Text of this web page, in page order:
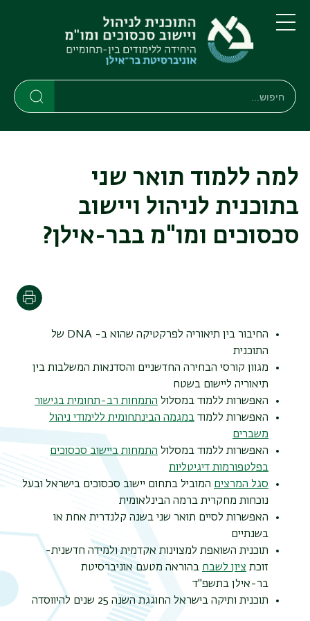
לתוכן
העיקרי
לתפריט
ניווט
ראשי
תפריט
חיפוש
חיפוש
למה ללמוד תואר שני
בתוכנית לניהול ויישוב
סכסוכים ומו"מ בבר-אילן?
החיבור בין תיאוריה לפרקטיקה שהוא ב- DNA של
התוכנית
מגוון קורסי הבחירה החדשניים והסדנאות המשלבות בין
תיאוריה ליישום בשטח
האפשרות ללמוד במסלול התמחות רב-תחומית בגישור
האפשרות ללמוד במגמה הבינתחומית ללימודי ניהול
משברים
האפשרות ללמוד במסלול התמחות ביישוב סכסוכים
בפלטפורמות דיגיטליות
סגל המרצים המוביל בתחום יישוב סכסוכים בישראל ובעל
נוכחות מחקרית ברמה הבינלאומית
האפשרות לסיים תואר שני בשנה קלנדרית אחת או
בשנתיים
תוכנית השואפת למצוינות אקדמית ולמידה חדשנית-
זוכת ציון לשבח בהוראה מטעם אוניברסיטת
בר-אילן בתשפ"ד
תוכנית ותיקה בישראל החוגגת השנה 25 שנים להיווסדה